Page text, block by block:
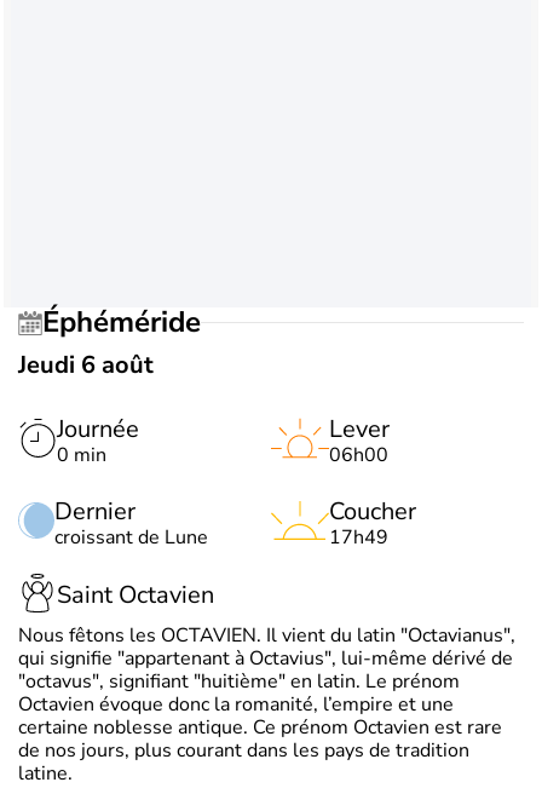
Éphéméride
Jeudi 6 août
Journée
0 min
Dernier
croissant de Lune
Lever
06h00
Coucher
17h49
Saint Octavien
Nous fêtons les OCTAVIEN. Il vient du latin "Octavianus",
qui signifie "appartenant à Octavius", lui-même dérivé de
"octavus", signifiant "huitième" en latin. Le prénom
Octavien évoque donc la romanité, l’empire et une
certaine noblesse antique. Ce prénom Octavien est rare
de nos jours, plus courant dans les pays de tradition
latine.